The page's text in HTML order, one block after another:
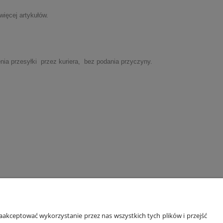
artykułów.
przesyłki przez kuriera, bez podania przyczyny.
O NAS
wykorzystanie przez nas wszystkich tych plików i przejść